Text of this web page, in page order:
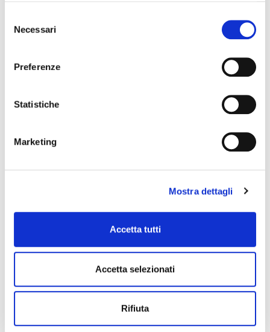
delNecessari
Preferenze
Statistiche
Marketing
Mostra dettagli
Accetta tutti
Accetta selezionati
Rifiuta
DETER FORCE SUPER